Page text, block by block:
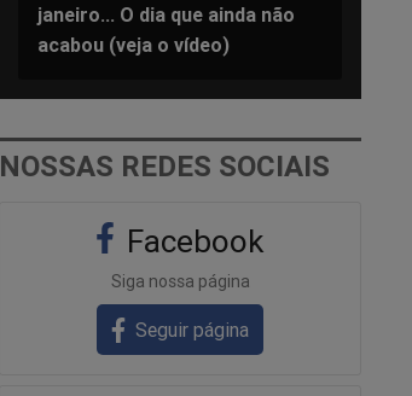
janeiro... O dia que ainda não
acabou (veja o vídeo)
NOSSAS REDES SOCIAIS
Facebook
Siga nossa página
Seguir página